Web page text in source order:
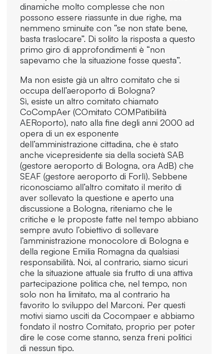
dinamiche molto complesse che non
possono essere riassunte in due righe, ma
nemmeno sminuite con “se non state bene,
basta traslocare”. Di solito la risposta a questo
primo giro di approfondimenti è “non
sapevamo che la situazione fosse questa”.
Ma non esiste già un altro comitato che si
occupa dell’aeroporto di Bologna?
Sì, esiste un altro comitato chiamato
CoCompAer (COmitato COMPatibilità
AERoporto), nato alla fine degli anni 2000 ad
opera di un ex esponente
dell’amministrazione cittadina, che è stato
anche vicepresidente sia della società SAB
(gestore aeroporto di Bologna, ora AdB) che
SEAF (gestore aeroporto di Forlì). Sebbene
riconosciamo all’altro comitato il merito di
aver sollevato la questione e aperto una
discussione a Bologna, riteniamo che le
critiche e le proposte fatte nel tempo abbiano
sempre avuto l’obiettivo di sollevare
l’amministrazione monocolore di Bologna e
della regione Emilia Romagna da qualsiasi
responsabilità. Noi, al contrario, siamo sicuri
che la situazione attuale sia frutto di una attiva
partecipazione politica che, nel tempo, non
solo non ha limitato, ma al contrario ha
favorito lo sviluppo del Marconi. Per questi
motivi siamo usciti da Cocompaer e abbiamo
fondato il nostro Comitato, proprio per poter
dire le cose come stanno, senza freni politici
di nessun tipo.